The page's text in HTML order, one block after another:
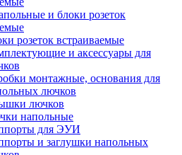
и блоки розеток
розеток встраиваемые
и аксессуары для
монтажные, основания для
лючков
лючков
напольные
для ЭУИ
и заглушки напольных